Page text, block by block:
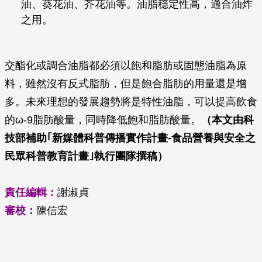
油、葵花油、芥花油等。油脂穩定性高，適合油炸
之用。
交酯化或調合油脂都必須以飽和脂肪或固態油脂為原
料，雖然沒有反式脂肪，但是飽合脂肪的用量還是增
多。未來理想的發展趨勢將是特性油脂，可以提高飲食
的ω-9脂肪酸量，同時降低飽和脂肪酸量。
（本文由科
技部補助｢新媒體科普傳播實作計畫-食品營養與安全之
民眾科普教育計畫｣執行團隊撰稿）
責任編輯： 謝淑貞
審校： 陳信宏